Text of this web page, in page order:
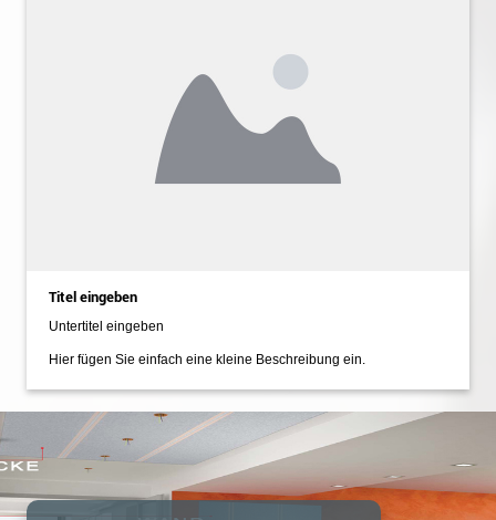
Titel eingeben
Untertitel eingeben
Hier fügen Sie einfach eine kleine Beschreibung ein.